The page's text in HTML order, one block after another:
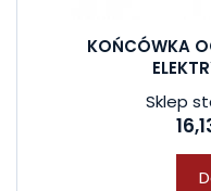
KOŃCÓWKA
Sklep